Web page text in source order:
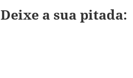
Deixe a sua pitada: